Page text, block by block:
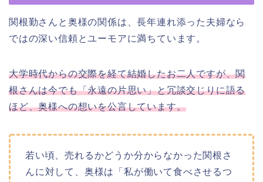
関根勤さんと奥様の関係は、長年連れ添った夫婦なら
ではの深い信頼とユーモアに満ちています。
大学時代からの交際を経て結婚したお二人ですが、関
根さんは今でも「永遠の片思い」と冗談交じりに語る
ほど、奥様への想いを公言しています。
若い頃、売れるかどうか分からなかった関根さ
んに対して、奥様は「私が働いて食べさせるつ